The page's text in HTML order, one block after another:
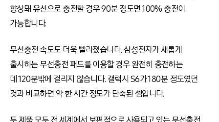
향상돼 유선으로 충전할 경우 90분 정도면 100% 충전이
가능합니다.
무선충전 속도도 더욱 빨라졌습니다. 삼성전자가 새롭게
출시하는 무선충전 패드를 이용할 경우 완전히 충전하는
데 120분밖에 걸리지 않습니다. 갤럭시 S6가 180분 정도였던
것과 비교하면 약 한 시간 정도가 단축된 셈입니다.